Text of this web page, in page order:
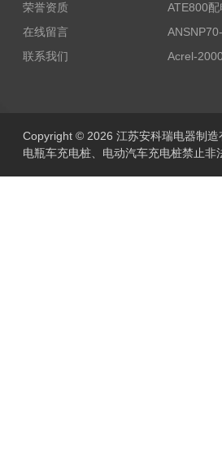
荣誉资质
在线留言
联系我们
Copyright © 2026 江苏安科瑞电器制
电瓶车充电桩、电动汽车充电桩禁止非